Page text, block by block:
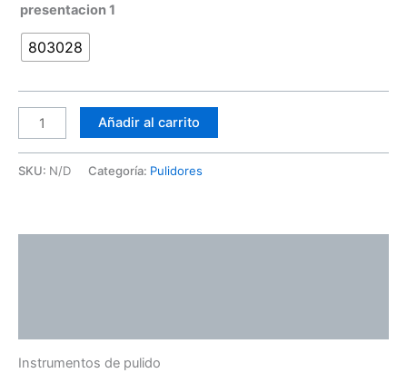
presentacion 1
803028
Añadir al carrito
SKU: N/D Categoría: Pulidores
Instrumentos de pulido